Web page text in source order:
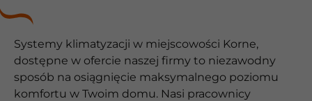
Systemy klimatyzacji w miejscowości Korne,
dostępne w ofercie naszej firmy to niezawodny
sposób na osiągnięcie maksymalnego poziomu
komfortu w Twoim domu. Nasi pracownicy